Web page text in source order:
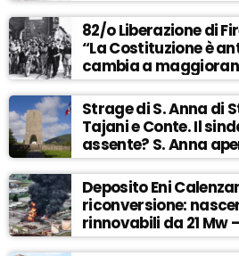
82/o Liberazione di
“La Costituzione è
cambia a
Strage di S. Anna di
Tajani e Conte. Il
assente? S. Anna
ASCOLTA
Deposito Eni
riconversione:
rinnovabili da 21 Mw